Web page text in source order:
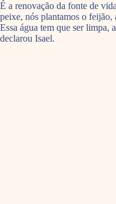
É a renovação da fonte de
peixe, nós plantamos o
Essa água tem que ser limpa,
declarou Isael.